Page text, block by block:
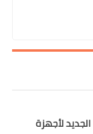
لأجهزة